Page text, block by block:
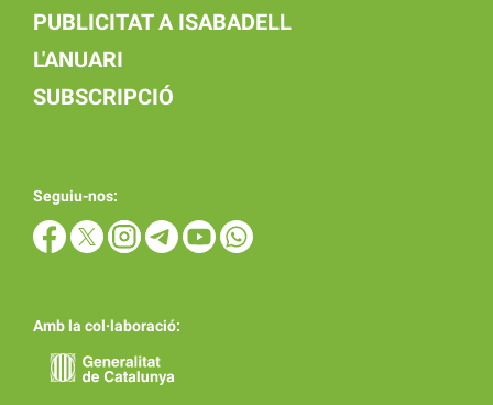
PUBLICITAT A ISABADELL
L'ANUARI
SUBSCRIPCIÓ
Seguiu-nos:
Amb la col·laboració: